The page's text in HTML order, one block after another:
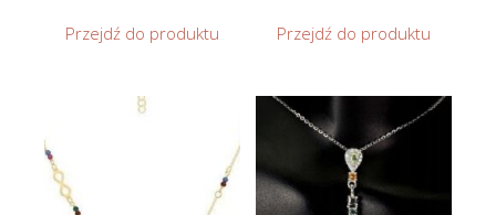
Przejdź do produktu Przejdź do produktu